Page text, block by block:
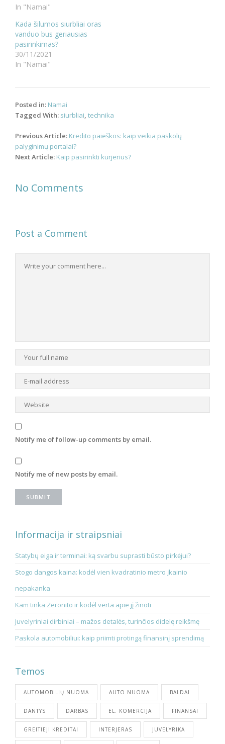
In "Namai"
Kada šilumos siurbliai oras
vanduo bus geriausias
pasirinkimas?
30/11/2021
In "Namai"
Posted in: Namai
Tagged With: siurbliai, technika
Post
navigation
Previous Article: Kredito paieškos: kaip veikia paskolų
palyginimų portalai?
Next Article: Kaip pasirinkti kurjerius?
No Comments
Post a Comment
Notify me of follow-up comments by email.
Notify me of new posts by email.
Informacija ir straipsniai
Statybų eiga ir terminai: ką svarbu suprasti būsto pirkėjui?
Stogo dangos kaina: kodėl vien kvadratinio metro įkainio
nepakanka
Kam tinka Zeronito ir kodėl verta apie jį žinoti
Juvelyriniai dirbiniai – mažos detalės, turinčios didelę reikšmę
Paskola automobiliui: kaip priimti protingą finansinį sprendimą
Temos
AUTOMOBILIŲ NUOMA AUTO NUOMA BALDAI
DANTYS DARBAS EL. KOMERCIJA FINANSAI
GREITIEJI KREDITAI INTERJERAS JUVELYRIKA